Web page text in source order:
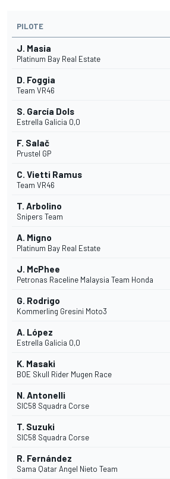
PILOTE
J. Masia
Platinum Bay Real Estate
D. Foggia
Team VR46
S. García Dols
Estrella Galicia 0,0
F. Salač
Prustel GP
C. Vietti Ramus
Team VR46
T. Arbolino
Snipers Team
A. Migno
Platinum Bay Real Estate
J. McPhee
Petronas Raceline Malaysia Team Honda
G. Rodrigo
Kommerling Gresini Moto3
A. López
Estrella Galicia 0,0
K. Masaki
BOE Skull Rider Mugen Race
N. Antonelli
SIC58 Squadra Corse
T. Suzuki
SIC58 Squadra Corse
R. Fernández
Sama Qatar Angel Nieto Team